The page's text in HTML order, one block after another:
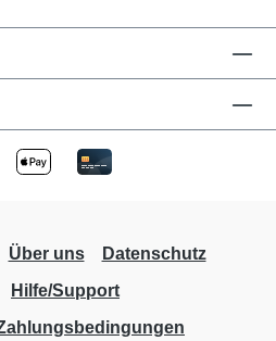
max. 80% rel.,
Installation nach
Installation
50mm Ø x 22mm
Über uns
Datenschutz
Hilfe/Support